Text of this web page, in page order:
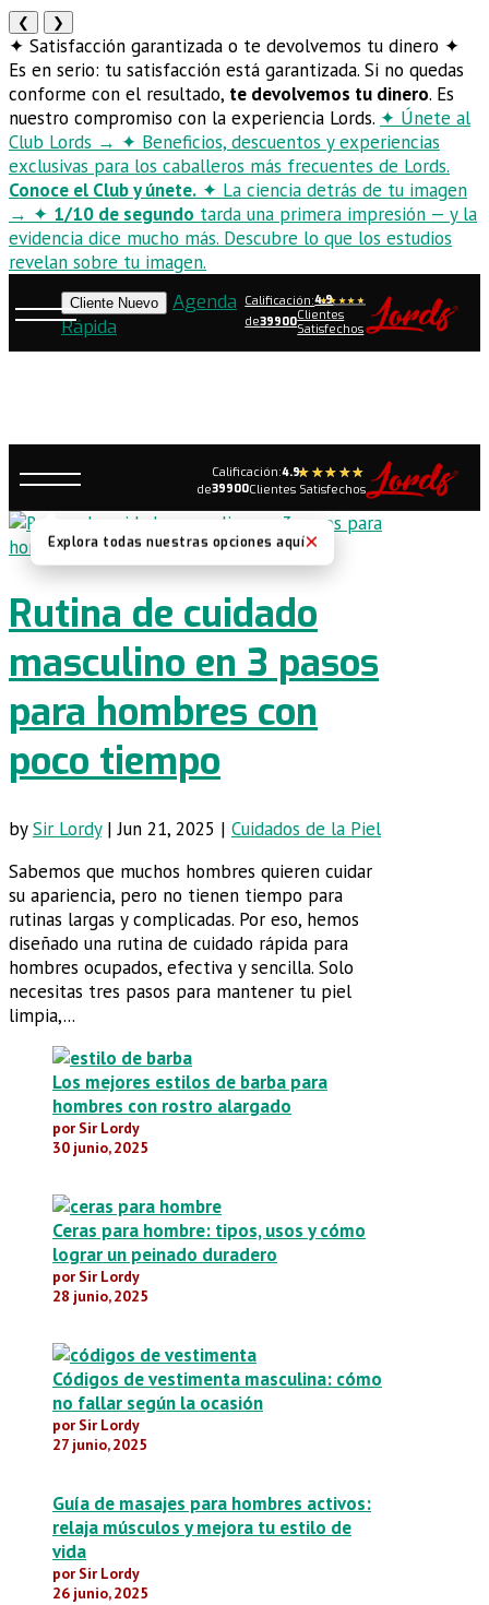
❮ ❯
✦ Satisfacción garantizada o te devolvemos tu dinero ✦
Es en serio: tu satisfacción está garantizada. Si no quedas
conforme con el resultado, te devolvemos tu dinero. Es
nuestro compromiso con la experiencia Lords. ✦ Únete al
Club Lords → ✦ Beneficios, descuentos y experiencias
exclusivas para los caballeros más frecuentes de Lords.
Conoce el Club y únete. ✦ La ciencia detrás de tu imagen
→ ✦ 1/10 de segundo tarda una primera impresión — y la
evidencia dice mucho más. Descubre lo que los estudios
revelan sobre tu imagen.
Cliente Nuevo
Agenda
Rápida
Calificación:4.9
de39900Clientes
Satisfechos
Explora todas nuestras opciones aquí×
Calificación:4.9
de39900Clientes Satisfechos
Rutina de cuidado
masculino en 3 pasos
para hombres con
poco tiempo
bySir Lordy|Jun 21, 2025 | Cuidados de la Piel
Sabemos que muchos hombres quieren cuidar
su apariencia, pero no tienen tiempo para
rutinas largas y complicadas. Por eso, hemos
diseñado una rutina de cuidado rápida para
hombres ocupados, efectiva y sencilla. Solo
necesitas tres pasos para mantener tu piel
limpia,...
Los mejores estilos de barba para
hombres con rostro alargado
por Sir Lordy
30 junio, 2025
Ceras para hombre: tipos, usos y cómo
lograr un peinado duradero
por Sir Lordy
28 junio, 2025
Códigos de vestimenta masculina: cómo
no fallar según la ocasión
por Sir Lordy
27 junio, 2025
Guía de masajes para hombres activos:
relaja músculos y mejora tu estilo de
vida
por Sir Lordy
26 junio, 2025